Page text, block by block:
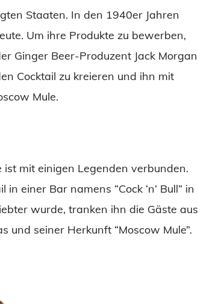
Staaten. In den 1940er Jahren
Um ihre Produkte zu bewerben,
Ginger Beer-Produzent Jack Morgan
Cocktail zu kreieren und ihn mit
Mule.
mit einigen Legenden verbunden.
einer Bar namens “Cock ‘n’ Bull” in
wurde, tranken ihn die Gäste aus
seiner Herkunft “Moscow Mule”.